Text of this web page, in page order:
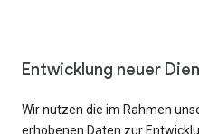
Entwicklung neuer
Wir nutzen die im Rahmen
erhobenen Daten zur